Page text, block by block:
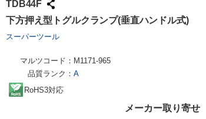
TDB44F
下方押え型トグルクランプ(垂直ハンドル式)
スーパーツール
マルツコード： M1171-965
品質ランク： A
RoHS3対応
メーカー取り寄せ